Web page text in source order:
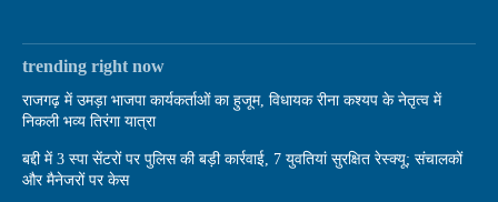
trending right now
राजगढ़ में उमड़ा भाजपा कार्यकर्ताओं का हुजूम, विधायक रीना कश्यप के नेतृत्व में
निकली भव्य तिरंगा यात्रा
बद्दी में 3 स्पा सेंटरों पर पुलिस की बड़ी कार्रवाई, 7 युवतियां सुरक्षित रेस्क्यू; संचालकों
और मैनेजरों पर केस